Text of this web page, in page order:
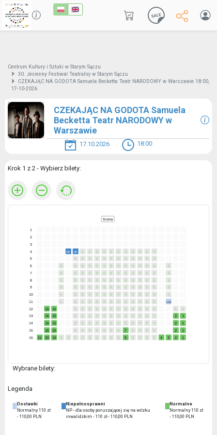
Centrum Kultury i Sztuki w Starym Sączu
30. Jesienny Festiwal Teatralny w Starym Sączu
CZEKAJĄC NA GODOTA Samuela Becketta Teatr NARODOWY w Warszawie 18:00,
17-10-2026
CZEKAJĄC NA GODOTA Samuela
Becketta Teatr NARODOWY w
Warszawie
17.10.2026 18:00
Krok 1 z 2 - Wybierz bilety:
1
2
3
4
NP NP S S S S S S S S S S
S
5
S S S S S S S S S S S
S
6
S S S S S S S S S S S S S S
7 S S S S S S S S S S S S S S
8 S S S S S S S S S S S S S S
9 S S S S S S S S S S S S S S
10 S S S S S S S S S S S S S S
11 S S S S S S S S S S S S S L11
12 16 15 S S S S S S S S S S S S S
S
13
16 15 S S S S S S S S S S S S 2
1
14
16 15 S S S S S S S S S S S S 2
1
15
16 15 S S S S S S S 7 S S S S 2 1
16 21 20 19 S S S S S S S S S 9 S S S S 4 3 2 1
Scena
Wybrane bilety:
Legenda
Dostawki
Normalny 110 zł
- 110,00 PLN
Niepełnosprawni
NP - dla osoby poruszającej się na wózku
inwalidzkim - 110 zł - 110,00 PLN
Normalne
Normalny 110 zł
- 110,00 PLN